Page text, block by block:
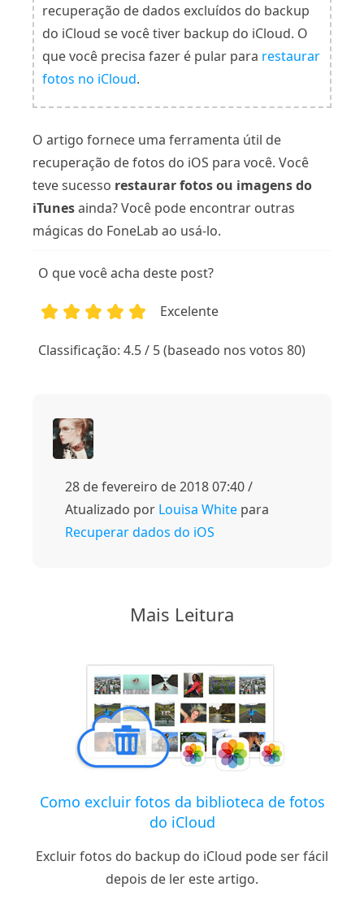
recuperação de dados excluídos do backup
do iCloud se você tiver backup do iCloud. O
que você precisa fazer é pular para restaurar
fotos no iCloud.
O artigo fornece uma ferramenta útil de
recuperação de fotos do iOS para você. Você
teve sucesso restaurar fotos ou imagens do
iTunesainda? Você pode encontrar outras
mágicas do FoneLab ao usá-lo.
O que você acha deste post?
Excelente
Classificação: 4.5 / 5 (baseado nos votos 80)
28 de fevereiro de 2018 07:40 /
Atualizado por Louisa White para
Recuperar dados do iOS
Mais Leitura
Como excluir fotos da biblioteca de fotos
do iCloud
Excluir fotos do backup do iCloud pode ser fácil
depois de ler este artigo.